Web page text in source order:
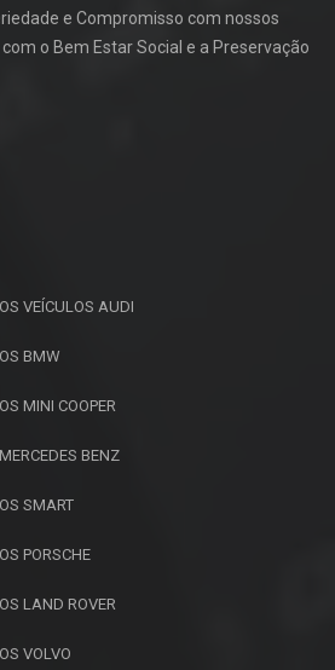
e Compromisso com nossos
o Bem Estar Social e a Preservação
VEÍCULOS AUDI
BMW
MINI COOPER
BENZ
SMART
PORSCHE
LAND ROVER
VOLVO